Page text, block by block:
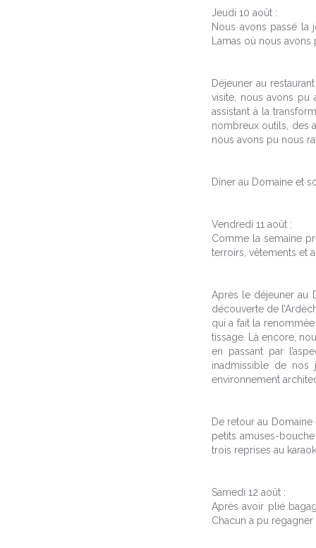
Jeudi 10 août :
Nous avons passé la
Lamas où nous
Déjeuner au
visite, nous avons pu
assistant à la
nombreux outils, des
nous avons pu nous
Dîner au Domaine et
Vendredi 11 août :
Comme la semaine
terroirs, vêtements et
Après le déjeuner au
découverte de
qui a fait la
tissage. Là encore,
en passant par
inadmissible de nos
environnement
De retour au
petits amuses-
trois reprises au
Samedi 12 août :
Après avoir plié
Chacun a pu